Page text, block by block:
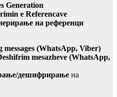
Generation
e Referencave
на референци
(WhatsApp, Viber)
mesazheve (WhatsApp,
дешифрирање на